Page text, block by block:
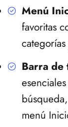
Menú
favoritas
Barra de
menú